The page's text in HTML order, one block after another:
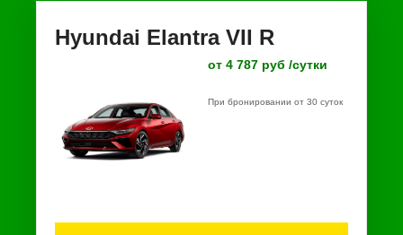
Hyundai Elantra VII R
от 4 787 руб /сутки
При бронировании от 30 суток